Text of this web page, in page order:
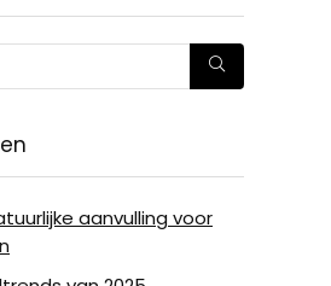
aanvulling voor